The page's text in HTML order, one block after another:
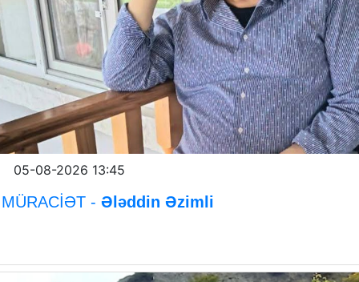
05-08-2026 13:45
MÜRACİƏT - Ələddin Əzimli